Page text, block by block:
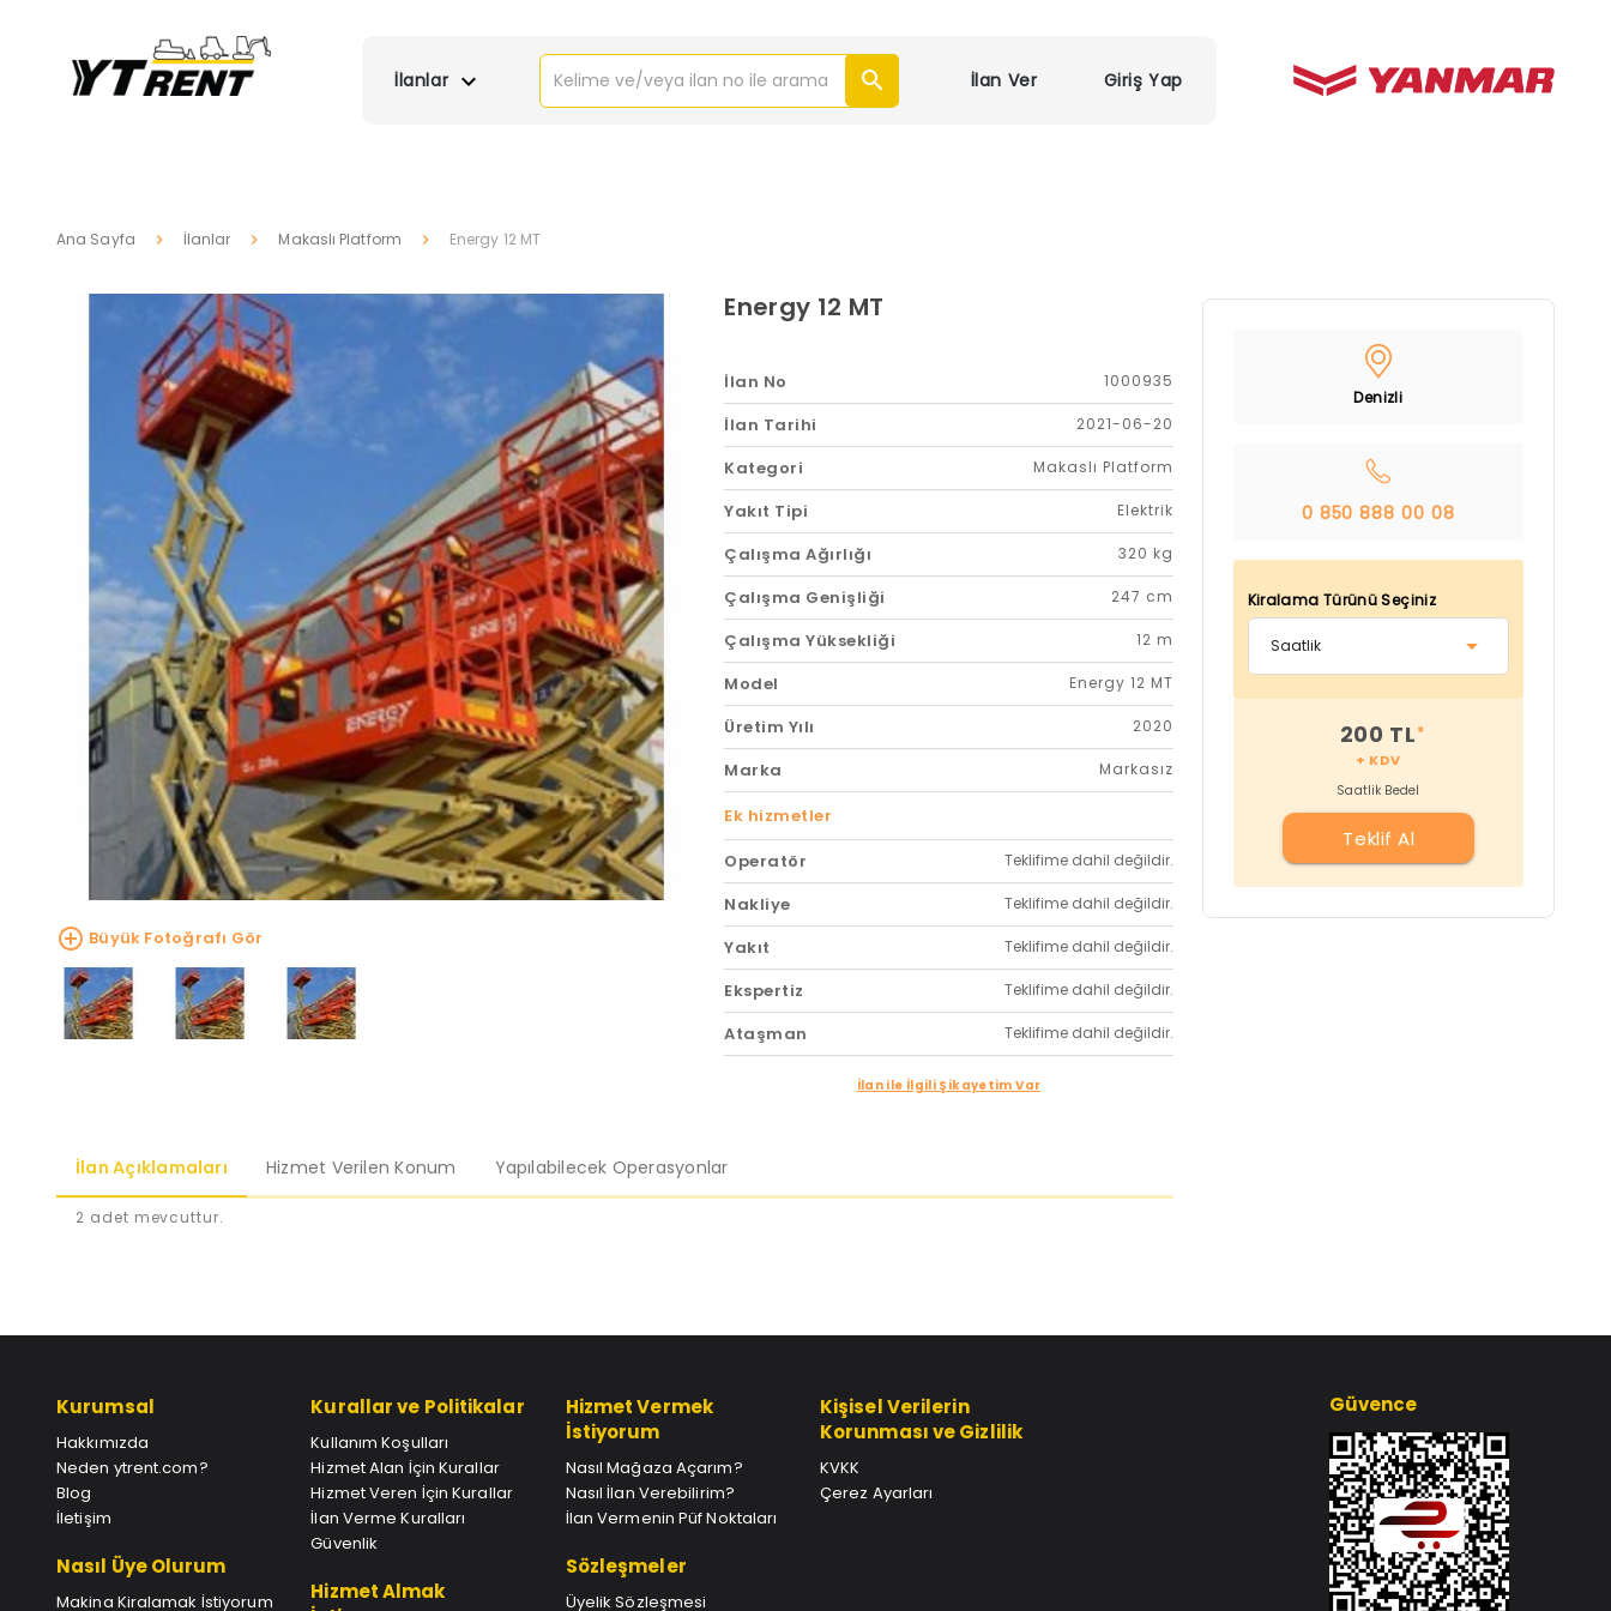
İlanlar İlan Ver Giriş Yap
Ana Sayfa İlanlar Makaslı Platform Energy 12 MT
Büyük Fotoğrafı Gör
Energy 12 MT
İlan No 1000935
İlan Tarihi 2021-06-20
Kategori Makaslı Platform
Yakıt Tipi Elektrik
Çalışma Ağırlığı 320 kg
Çalışma Genişliği 247 cm
Çalışma Yüksekliği 12 m
Model Energy 12 MT
Üretim Yılı 2020
Marka Markasız
Ek hizmetler
Operatör
Teklifime dahil değildir.
Nakliye Teklifime dahil değildir.
Yakıt Teklifime dahil değildir.
Ekspertiz Teklifime dahil değildir.
Ataşman Teklifime dahil değildir.
İlan ile İlgili Şikayetim Var
İlan Açıklamaları Hizmet Verilen Konum Yapılabilecek Operasyonlar
2 adet mevcuttur.
Denizli
0 850 888 00 08
Kiralama Türünü Seçiniz
200 TL*
+ KDV
Saatlik Bedel
Teklif Al
Kurumsal
Hakkımızda
Neden ytrent.com?
Blog
İletişim
Nasıl Üye Olurum
Makina Kiralamak İstiyorum
Kurallar ve Politikalar
Kullanım Koşulları
Hizmet Alan İçin Kurallar
Hizmet Veren İçin Kurallar
İlan Verme Kuralları
Güvenlik
Hizmet Almak
Hizmet Vermek
İstiyorum
Nasıl Mağaza Açarım?
Nasıl İlan Verebilirim?
İlan Vermenin Püf Noktaları
Sözleşmeler
Üyelik Sözleşmesi
Kişisel Verilerin
Korunması ve Gizlilik
KVKK
Çerez Ayarları
Güvence